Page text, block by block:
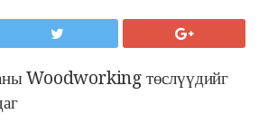
Woodworking төслүүдийг